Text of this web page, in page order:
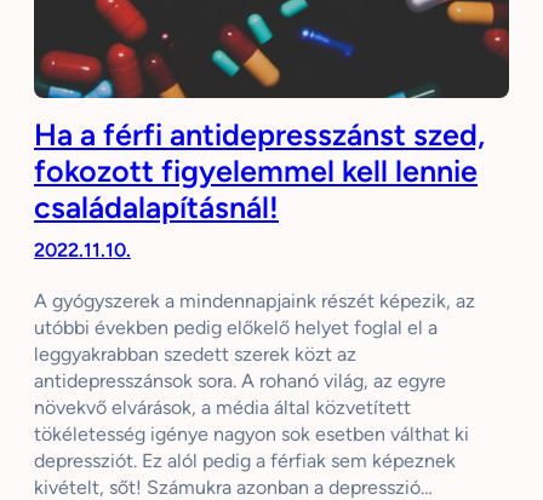
Ha a férfi antidepresszánst szed,
fokozott figyelemmel kell lennie
családalapításnál!
2022.11.10.
A gyógyszerek a mindennapjaink részét képezik, az
utóbbi években pedig előkelő helyet foglal el a
leggyakrabban szedett szerek közt az
antidepresszánsok sora. A rohanó világ, az egyre
növekvő elvárások, a média által közvetített
tökéletesség igénye nagyon sok esetben válthat ki
depressziót. Ez alól pedig a férfiak sem képeznek
kivételt, sőt! Számukra azonban a depresszió…